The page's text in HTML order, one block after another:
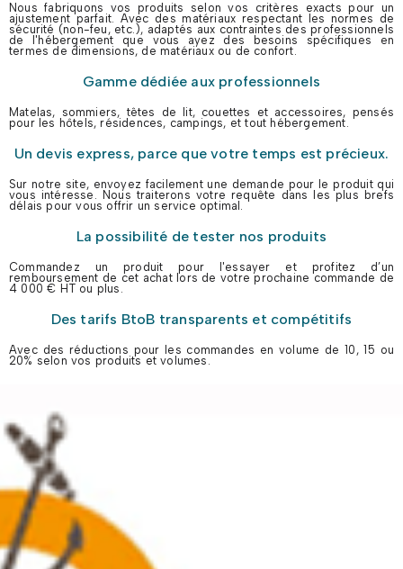
Nous fabriquons vos produits selon vos critères exacts pour un
ajustement parfait. Avec des matériaux respectant les normes de
sécurité (non-feu, etc.), adaptés aux contraintes des professionnels
de l'hébergement que vous ayez des besoins spécifiques en
termes de dimensions, de matériaux ou de confort.
Gamme dédiée aux professionnels
Matelas, sommiers, têtes de lit, couettes et accessoires, pensés
pour les hôtels, résidences, campings, et tout hébergement.
Un devis express, parce que votre temps est précieux.
Sur notre site, envoyez facilement une demande pour le produit qui
vous intéresse. Nous traiterons votre requête dans les plus brefs
délais pour vous offrir un service optimal.
La possibilité de tester nos produits
Commandez un produit pour l'essayer et profitez d’un
remboursement de cet achat lors de votre prochaine commande de
4 000 € HT ou plus.
Des tarifs BtoB transparents et compétitifs
Avec des réductions pour les commandes en volume de 10, 15 ou
20% selon vos produits et volumes.